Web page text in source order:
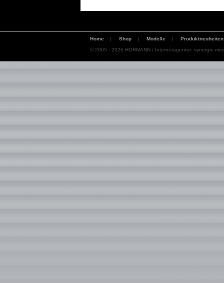
Home | Shop | Modelle | Produktneuheiten
© 2005 - 2026 HÖRMANN / Internetagentur: synergie-